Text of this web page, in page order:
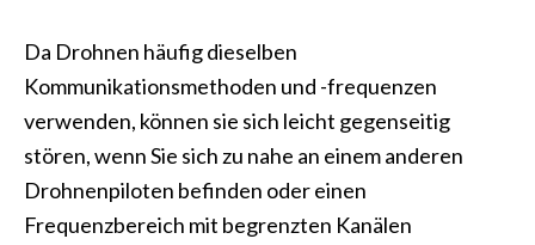
Da Drohnen häufig dieselben
Kommunikationsmethoden und -frequenzen
verwenden, können sie sich leicht gegenseitig
stören, wenn Sie sich zu nahe an einem anderen
Drohnenpiloten befinden oder einen
Frequenzbereich mit begrenzten Kanälen